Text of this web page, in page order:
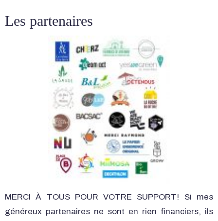
Les partenaires
MERCI À TOUS POUR VOTRE SUPPORT! Si mes
généreux partenaires ne sont en rien financiers, ils